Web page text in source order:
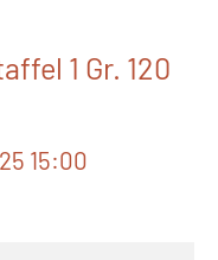
1 Gr. 120
15:00